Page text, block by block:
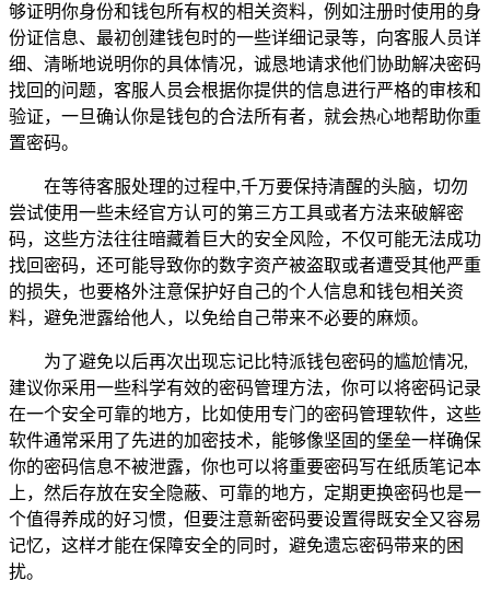
够证明你身份和钱包所有权的相关资料，例如注册时使用的身
份证信息、最初创建钱包时的一些详细记录等，向客服人员详
细、清晰地说明你的具体情况，诚恳地请求他们协助解决密码
找回的问题，客服人员会根据你提供的信息进行严格的审核和
验证，一旦确认你是钱包的合法所有者，就会热心地帮助你重
置密码。
在等待客服处理的过程中,千万要保持清醒的头脑，切勿
尝试使用一些未经官方认可的第三方工具或者方法来破解密
码，这些方法往往暗藏着巨大的安全风险，不仅可能无法成功
找回密码，还可能导致你的数字资产被盗取或者遭受其他严重
的损失，也要格外注意保护好自己的个人信息和钱包相关资
料，避免泄露给他人，以免给自己带来不必要的麻烦。
为了避免以后再次出现忘记比特派钱包密码的尴尬情况,
建议你采用一些科学有效的密码管理方法，你可以将密码记录
在一个安全可靠的地方，比如使用专门的密码管理软件，这些
软件通常采用了先进的加密技术，能够像坚固的堡垒一样确保
你的密码信息不被泄露，你也可以将重要密码写在纸质笔记本
上，然后存放在安全隐蔽、可靠的地方，定期更换密码也是一
个值得养成的好习惯，但要注意新密码要设置得既安全又容易
记忆，这样才能在保障安全的同时，避免遗忘密码带来的困
扰。